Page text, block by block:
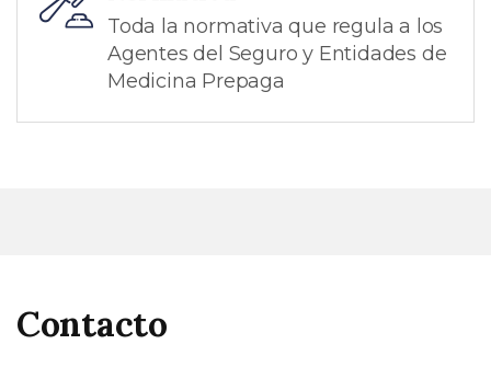
Toda la normativa que regula a los
Agentes del Seguro y Entidades de
Medicina Prepaga
Contacto